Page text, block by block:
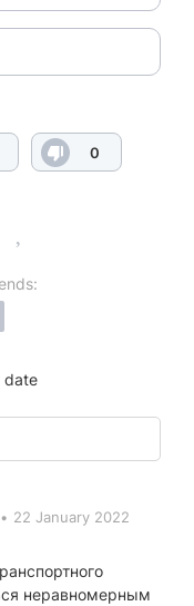
0
date
• 22 January 2022
неравномерным